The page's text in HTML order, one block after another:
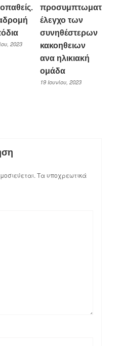
2023
προσυμπτωματικό
έλεγχο των
συνηθέστερων
κακοηθειων
ανα ηλικιακή
ομάδα
19 Ιουνίου, 2023
Τα υποχρεωτικά